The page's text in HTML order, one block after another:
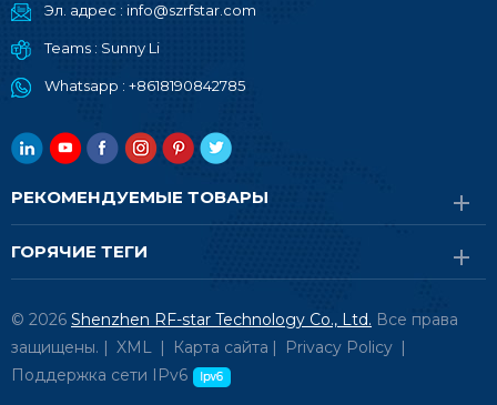
Эл. адрес : info@szrfstar.com
Teams : Sunny Li
Whatsapp : +8618190842785
РЕКОМЕНДУЕМЫЕ ТОВАРЫ
ГОРЯЧИЕ ТЕГИ
© 2026 Shenzhen RF-star Technology Co., Ltd. Все права
защищены. | XML | Карта сайта | Privacy Policy |
Поддержка сети IPv6